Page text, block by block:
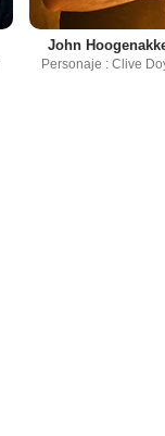
John
Personaje : Clive